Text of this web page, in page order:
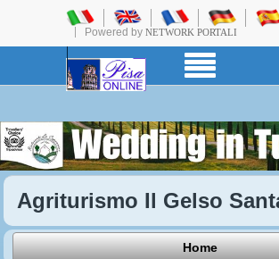
Powered by NETWORK PORTALI
Agriturismo Il Gelso
Home